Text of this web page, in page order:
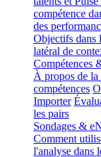
compétence
des
Objectifs dans
latéral de
Compétences
À propos de
compétences
Importer
les pairs
Sondages &
Comment
l'analyse dans